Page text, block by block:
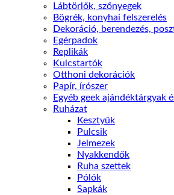
Lábtörlők, szőnyegek
Bögrék, konyhai felszerelés
Dekoráció, berendezés,
Egérpadok
Replikák
Kulcstartók
Otthoni dekorációk
Papír, írószer
Egyéb geek ajándéktárgyak
Ruházat
Kesztyűk
Pulcsik
Jelmezek
Nyakkendők
Ruha szettek
Pólók
Sapkák